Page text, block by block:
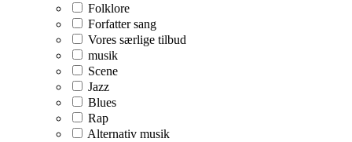
Folklore
Forfatter sang
Vores særlige tilbud
musik
Scene
Jazz
Blues
Rap
Alternativ musik